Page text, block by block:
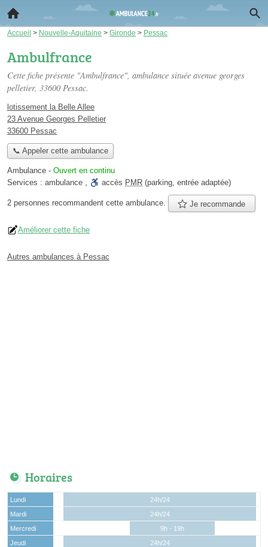
Accueil > Nouvelle-Aquitaine > Gironde > Pessac
Ambulfrance
Cette fiche présente "Ambulfrance", ambulance située avenue georges
pelletier, 33600 Pessac.
lotissement la Belle Allee
23 Avenue Georges Pelletier
33600 Pessac
📞 Appeler cette ambulance
Ambulance - Ouvert en continu
Services : ambulance , accès PMR (parking, entrée adaptée)
2 personnes recommandent cette ambulance. Je recommande
Améliorer cette fiche
Autres ambulances à Pessac
Horaires
Lundi
24h/24
Mardi
24h/24
Mercredi
9h - 19h
Jeudi
24h/24